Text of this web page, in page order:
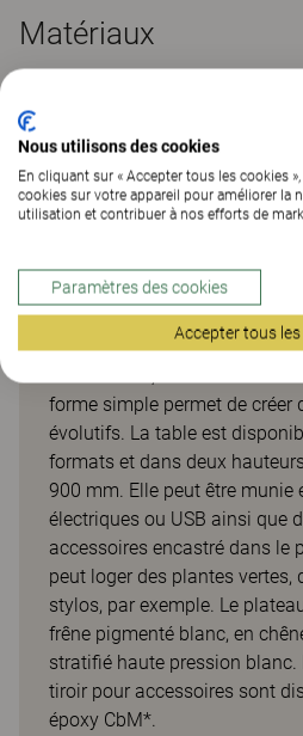
Matériaux
Téléchargements (
Vagabond project
Flexible, cette table montée
utilisée dans des
forme simple permet de créer
évolutifs. La table est
formats et dans deux
900 mm. Elle peut être munie
électriques ou USB ainsi que
accessoires encastré dans le
peut loger des plantes vertes,
stylos, par exemple. Le
frêne pigmenté blanc, en
stratifié haute pression blanc.
tiroir pour accessoires sont
époxy CbM*.
Nous utilisons des cookies
En cliquant sur « Accepter tous les cookies
cookies sur votre appareil pour améliorer la
utilisation et contribuer à nos efforts de
Paramètres des cookies
Accepter tous